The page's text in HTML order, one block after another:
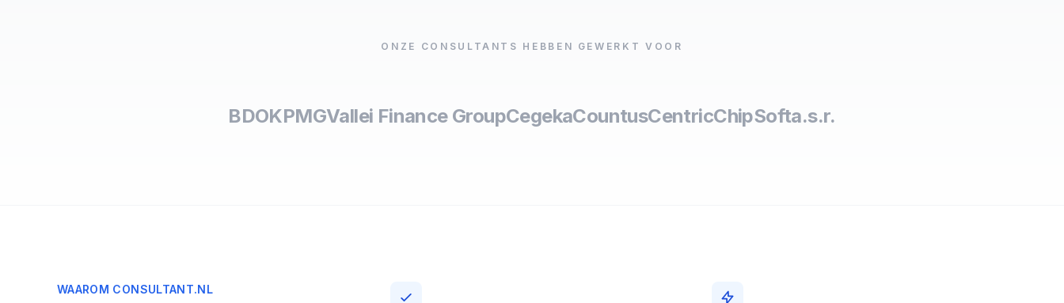
ONZE CONSULTANTS HEBBEN GEWERKT VOOR
BDOKPMGVallei Finance GroupCegekaCountusCentricChipSofta.s.r.
WAAROM CONSULTANT.NL